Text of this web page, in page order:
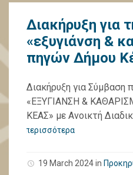
Διακήρυξη για
«εξυγιάνση &
πηγών Δήμου
Διακήρυξη για Σύμβαση
«ΕΞΥΓΙΑΝΣΗ &
ΚΕΑΣ» με Ανοικτή
περισσότερα
19 March 2024in